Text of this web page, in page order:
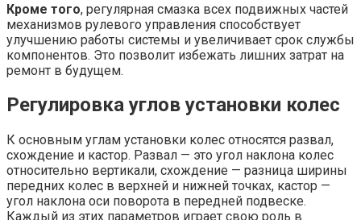
Кроме того, регулярная смазка всех подвижных частей
механизмов рулевого управления способствует
улучшению работы системы и увеличивает срок службы
компонентов. Это позволит избежать лишних затрат на
ремонт в будущем.
Регулировка углов установки колес
К основным углам установки колес относятся развал,
схождение и кастор. Развал — это угол наклона колес
относительно вертикали, схождение — разница ширины
передних колес в верхней и нижней точках, кастор —
угол наклона оси поворота в передней подвеске.
Каждый из этих параметров играет свою роль в